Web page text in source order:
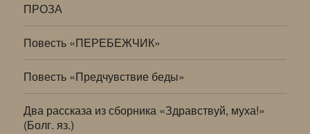
ПРОЗА
Повесть «ПЕРЕБЕЖЧИК»
Повесть «Предчувствие беды»
Два рассказа из сборника «Здравствуй, муха!»
(Болг. яз.)